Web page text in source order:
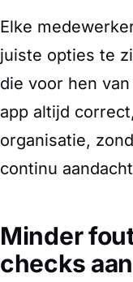
Elke
juiste opties te
die voor hen
app altijd
organisatie,
continu
Minder
checks